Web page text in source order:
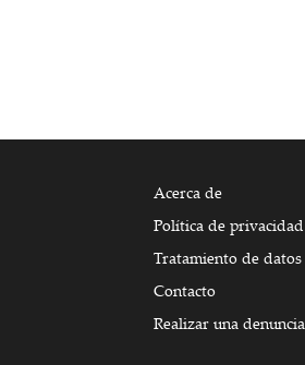
Acerca de
Política de privacidad
Tratamiento de datos
Contacto
Realizar una denuncia